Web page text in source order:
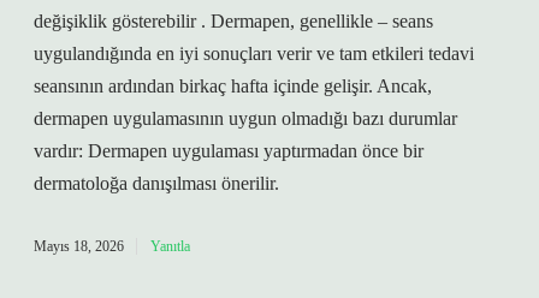
değişiklik gösterebilir . Dermapen, genellikle – seans
uygulandığında en iyi sonuçları verir ve tam etkileri tedavi
seansının ardından birkaç hafta içinde gelişir. Ancak,
dermapen uygulamasının uygun olmadığı bazı durumlar
vardır: Dermapen uygulaması yaptırmadan önce bir
dermatoloğa danışılması önerilir.
Mayıs 18, 2026 Yanıtla